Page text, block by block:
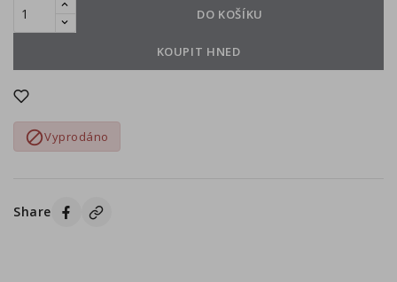
DO KOŠÍKU
KOUPIT HNED
Vyprodáno
Share